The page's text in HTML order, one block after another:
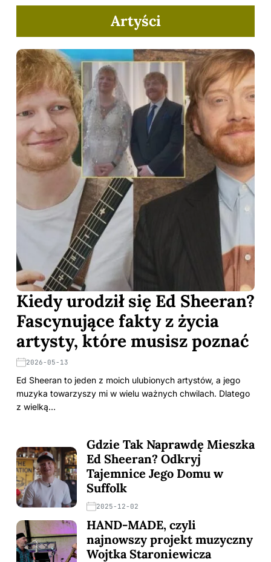
Artyści
Kiedy urodził się Ed Sheeran?
Fascynujące fakty z życia
artysty, które musisz poznać
2026-05-13
Ed Sheeran to jeden z moich ulubionych artystów, a jego
muzyka towarzyszy mi w wielu ważnych chwilach. Dlatego
z wielką…
Gdzie Tak Naprawdę Mieszka
Ed Sheeran? Odkryj
Tajemnice Jego Domu w
Suffolk
2025-12-02
HAND-MADE, czyli
najnowszy projekt muzyczny
Wojtka Staroniewicza